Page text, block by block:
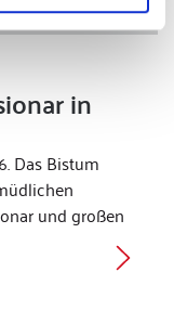
in
Das Bistum
und großen